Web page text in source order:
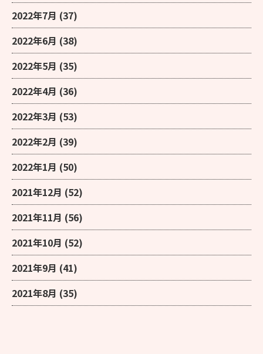
2022年7月 (37)
2022年6月 (38)
2022年5月 (35)
2022年4月 (36)
2022年3月 (53)
2022年2月 (39)
2022年1月 (50)
2021年12月 (52)
2021年11月 (56)
2021年10月 (52)
2021年9月 (41)
2021年8月 (35)